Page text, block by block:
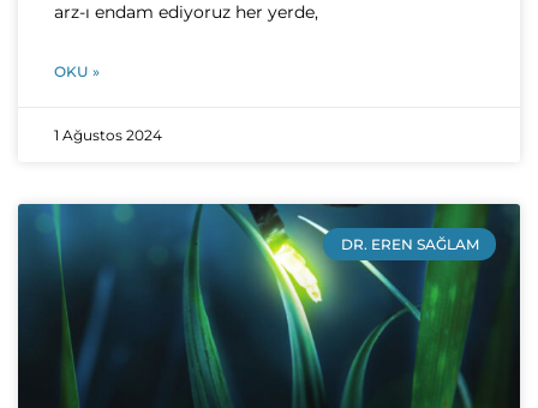
arz-ı endam ediyoruz her yerde,
OKU »
1 Ağustos 2024
DR. EREN SAĞLAM